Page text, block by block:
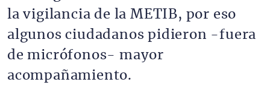
la vigilancia de la METIB, por eso
algunos ciudadanos pidieron -fuera
de micrófonos- mayor
acompañamiento.